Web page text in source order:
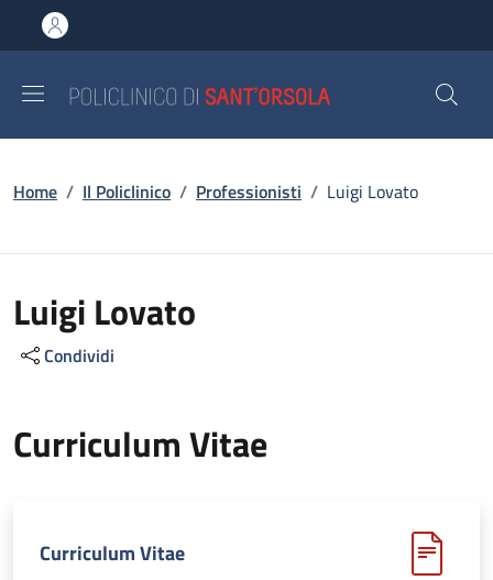
al contenuto principale
to footer content
Briciole di pane
Home / Il Policlinico / Professionisti / Luigi Lovato
Luigi Lovato
Condividi
Curriculum Vitae
Curriculum Vitae